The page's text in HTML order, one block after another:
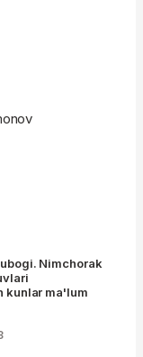
Nimchorak
kunlar ma'lum